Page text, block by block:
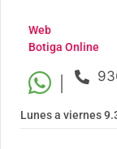
Web
Botiga Online
|
Lunes a viernes